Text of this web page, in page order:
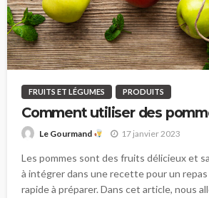
FRUITS ET LÉGUMES PRODUITS
Comment utiliser des
Le Gourmand 17 janvier 2023
Les pommes sont des fruits délicieux et
à intégrer dans une recette pour un
rapide à préparer. Dans cet article, nous